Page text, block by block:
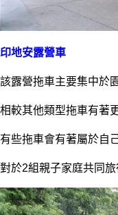
印地安露營車
該露營拖車主要集中於
相較其他類型拖車有著
有些拖車會有著屬於自
對於2組親子家庭共同